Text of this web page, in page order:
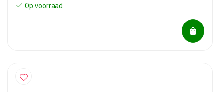
Op voorraad